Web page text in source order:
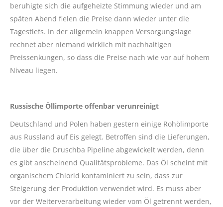
beruhigte sich die aufgeheizte Stimmung wieder und am
späten Abend fielen die Preise dann wieder unter die
Tagestiefs. In der allgemein knappen Versorgungslage
rechnet aber niemand wirklich mit nachhaltigen
Preissenkungen, so dass die Preise nach wie vor auf hohem
Niveau liegen.
Russische Öllimporte offenbar verunreinigt
Deutschland und Polen haben gestern einige Rohölimporte
aus Russland auf Eis gelegt. Betroffen sind die Lieferungen,
die über die Druschba Pipeline abgewickelt werden, denn
es gibt anscheinend Qualitätsprobleme. Das Öl scheint mit
organischem Chlorid kontaminiert zu sein, dass zur
Steigerung der Produktion verwendet wird. Es muss aber
vor der Weiterverarbeitung wieder vom Öl getrennt werden,